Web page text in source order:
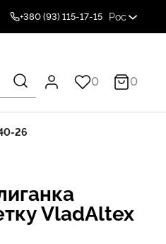
+380 (93) 115-17-15 Рос
0 0
26
VladAltex